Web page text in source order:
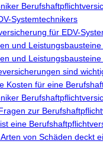
Systemtechnikers
für EDV-
und
und
sind
Kosten für eine
zur
eine
von Schäden deckt